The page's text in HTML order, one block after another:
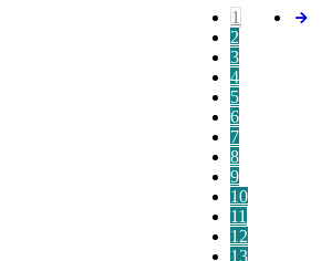
1
2
3
4
5
6
7
8
9
10
11
12
13